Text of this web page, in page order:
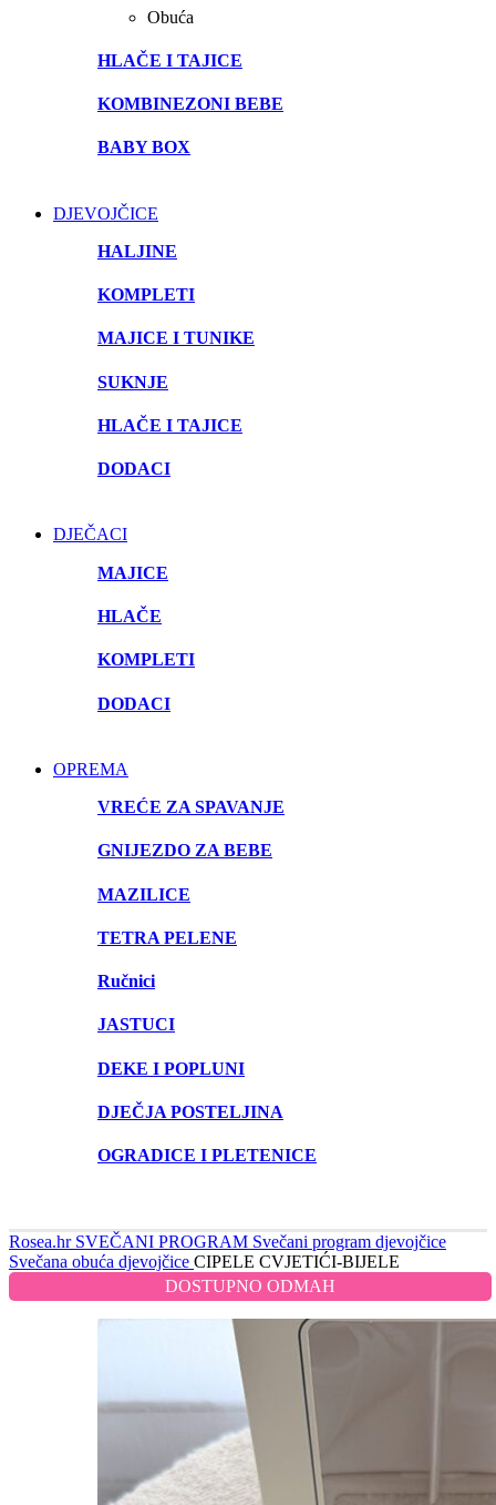
Obuća
HLAČE I TAJICE
KOMBINEZONI BEBE
BABY BOX
DJEVOJČICE
HALJINE
KOMPLETI
MAJICE I TUNIKE
SUKNJE
HLAČE I TAJICE
DODACI
DJEČACI
MAJICE
HLAČE
KOMPLETI
DODACI
OPREMA
VREĆE ZA SPAVANJE
GNIJEZDO ZA BEBE
MAZILICE
TETRA PELENE
Ručnici
JASTUCI
DEKE I POPLUNI
DJEČJA POSTELJINA
OGRADICE I PLETENICE
Rosea.hr SVEČANI PROGRAM Svečani program djevojčice
Svečana obuća djevojčice CIPELE CVJETIĆI-BIJELE
DOSTUPNO ODMAH